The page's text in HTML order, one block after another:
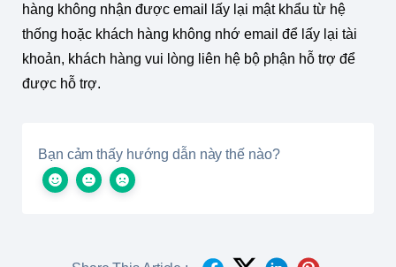
hàng không nhận được email lấy lại mật khẩu từ hệ
thống hoặc khách hàng không nhớ email để lấy lại tài
khoản, khách hàng vui lòng liên hệ bộ phận hỗ trợ để
được hỗ trợ.
Bạn cảm thấy hướng dẫn này thế nào?